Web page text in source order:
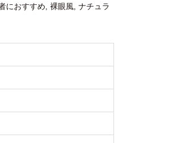
におすすめ, 裸眼風, ナチュラ